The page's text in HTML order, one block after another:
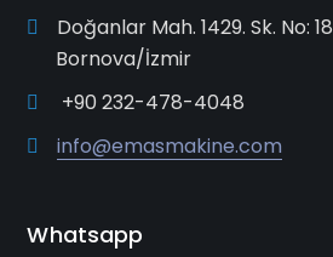
Doğanlar Mah. 1429. Sk. No: 18
Bornova/İzmir
+90 232-478-4048
info@emasmakine.com
Whatsapp